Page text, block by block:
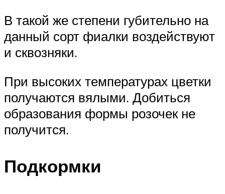
В такой же степени губительно на
данный сорт фиалки воздействуют
и сквозняки.
При высоких температурах цветки
получаются вялыми. Добиться
образования формы розочек не
получится.
Подкормки